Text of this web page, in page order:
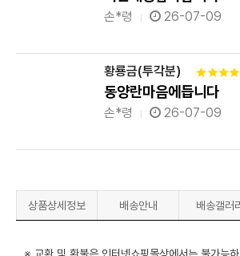
손*령 26-07-09
황룡금(투각분)
동양란마음에듭니다
손*령 26-07-09
상품상세정보 배송안내 배송갤러리